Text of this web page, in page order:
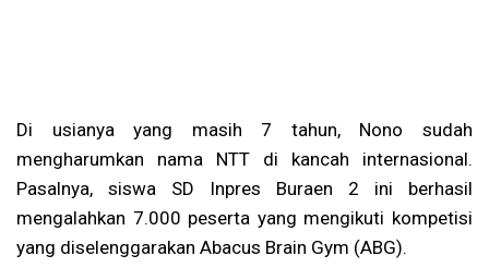
Di usianya yang masih 7 tahun, Nono sudah
mengharumkan nama NTT di kancah internasional.
Pasalnya, siswa SD Inpres Buraen 2 ini berhasil
mengalahkan 7.000 peserta yang mengikuti kompetisi
yang diselenggarakan Abacus Brain Gym (ABG).